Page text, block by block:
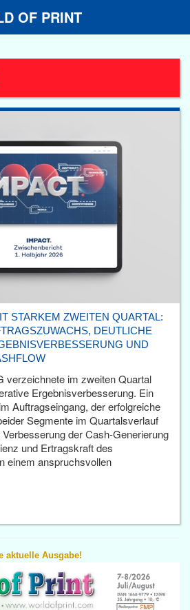
OF PRINT
STARKEM ZWEITEN QUARTAL:
DEUTLICHE
UND
verzeichnete im zweiten Quartal
Ergebnisverbesserung. Ein
Auftragseingang, der erfolgreiche
Segmente im Quartalsverlauf
der Cash-Generierung
und Ertragskraft des
einem anspruchsvollen
aktuelle Ausgabe!